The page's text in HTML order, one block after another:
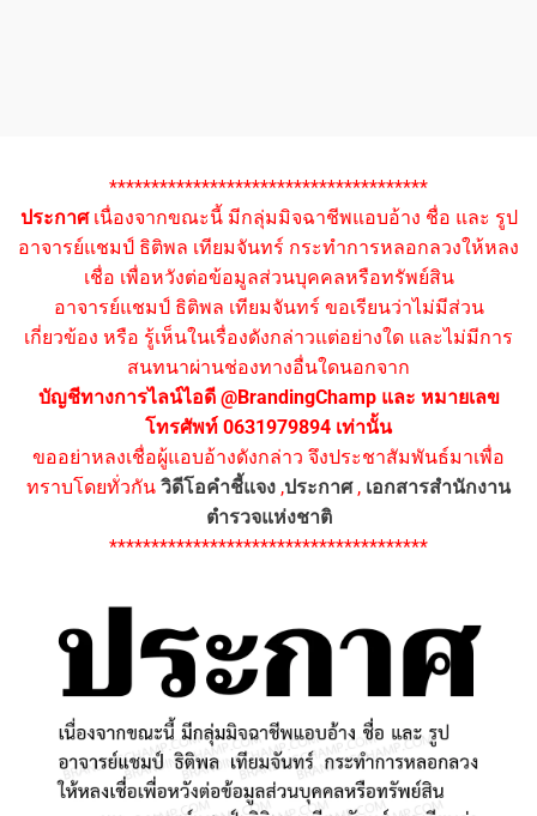
**************************************
ประกาศเนื่องจากขณะนี้ มีกลุ่มมิจฉาชีพแอบอ้าง ชื่อ และ รูป
อาจารย์แชมป์ ธิติพล เทียมจันทร์ กระทำการหลอกลวงให้หลง
เชื่อ เพื่อหวังต่อข้อมูลส่วนบุคคลหรือทรัพย์สิน
อาจารย์แชมป์ ธิติพล เทียมจันทร์ ขอเรียนว่าไม่มีส่วน
เกี่ยวข้อง หรือ รู้เห็นในเรื่องดังกล่าวแต่อย่างใด และไม่มีการ
สนทนาผ่านช่องทางอื่นใดนอกจาก
บัญชีทางการไลน์ไอดี @BrandingChamp และ หมายเลข
โทรศัพท์ 0631979894 เท่านั้น
ขออย่าหลงเชื่อผู้แอบอ้างดังกล่าว จึงประชาสัมพันธ์มาเพื่อ
ทราบโดยทั่วกัน วิดีโอคำชี้แจง ,ประกาศ, เอกสารสำนักงาน
ตำรวจแห่งชาติ
**************************************